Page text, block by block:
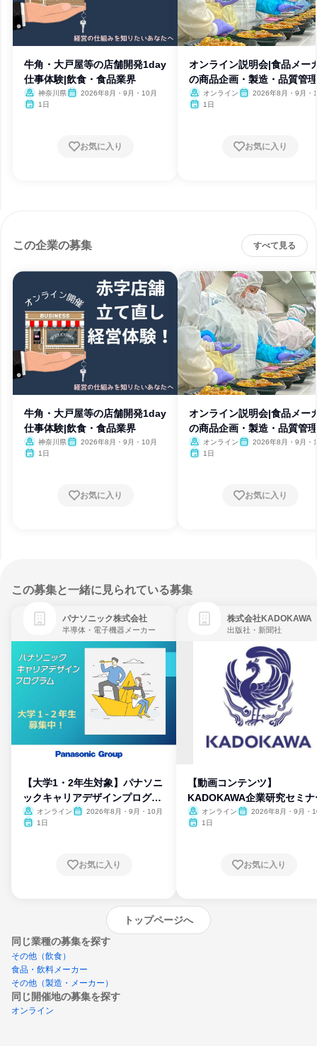
牛角・大戸屋等の店舗開発1day
仕事体験|飲食・食品業界
神奈川県
2026年8月・9月・10月
1日
お気に入り
オンライン説明会|食品メー
の商品企画・製造・品質管理
オンライン
2026年8月・9月・
1日
お気に入り
この企業の募集 すべて見る
牛角・大戸屋等の店舗開発1day
仕事体験|飲食・食品業界
神奈川県
2026年8月・9月・10月
1日
お気に入り
オンライン説明会|食品メー
の商品企画・製造・品質管理
オンライン
2026年8月・9月・
1日
お気に入り
この募集と一緒に見られている募集
パナソニック株式会社
半導体・電子機器メーカー
【大学1・2年生対象】パナソニ
ックキャリアデザインプログラ
ム
オンライン
2026年8月・9月・10月
1日
お気に入り
株式会社KADOKAWA
出版社・新聞社
【動画コンテンツ】
KADOKAWA企業研究セミナ
オンライン
2026年8月・9月・
1日
お気に入り
トップページへ
同じ業種の募集を探す
その他（飲食）
食品・飲料メーカー
その他（製造・メーカー）
同じ開催地の募集を探す
オンライン